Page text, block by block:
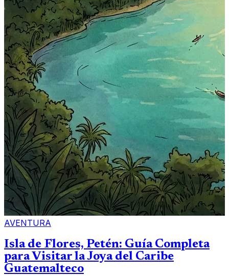
AVENTURA
Isla de Flores, Petén: Guía Completa
para Visitar la Joya del Caribe
Guatemalteco